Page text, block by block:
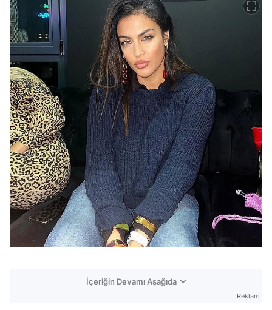
İçeriğin Devamı Aşağıda
Reklam